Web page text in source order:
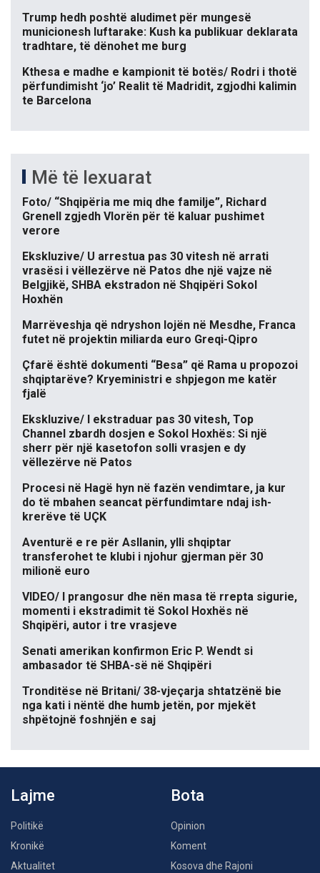
Trump hedh poshtë aludimet për mungesë
municionesh luftarake: Kush ka publikuar deklarata
tradhtare, të dënohet me burg
Kthesa e madhe e kampionit të botës/ Rodri i thotë
përfundimisht ‘jo’ Realit të Madridit, zgjodhi kalimin
te Barcelona
Më të lexuarat
Foto/ “Shqipëria me miq dhe familje”, Richard
Grenell zgjedh Vlorën për të kaluar pushimet
verore
Ekskluzive/ U arrestua pas 30 vitesh në arrati
vrasësi i vëllezërve në Patos dhe një vajze në
Belgjikë, SHBA ekstradon në Shqipëri Sokol
Hoxhën
Marrëveshja që ndryshon lojën në Mesdhe, Franca
futet në projektin miliarda euro Greqi-Qipro
Çfarë është dokumenti “Besa” që Rama u propozoi
shqiptarëve? Kryeministri e shpjegon me katër
fjalë
Ekskluzive/ I ekstraduar pas 30 vitesh, Top
Channel zbardh dosjen e Sokol Hoxhës: Si një
sherr për një kasetofon solli vrasjen e dy
vëllezërve në Patos
Procesi në Hagë hyn në fazën vendimtare, ja kur
do të mbahen seancat përfundimtare ndaj ish-
krerëve të UÇK
Aventurë e re për Asllanin, ylli shqiptar
transferohet te klubi i njohur gjerman për 30
milionë euro
VIDEO/ I prangosur dhe nën masa të rrepta sigurie,
momenti i ekstradimit të Sokol Hoxhës në
Shqipëri, autor i tre vrasjeve
Senati amerikan konfirmon Eric P. Wendt si
ambasador të SHBA-së në Shqipëri
Tronditëse në Britani/ 38-vjeçarja shtatzënë bie
nga kati i nëntë dhe humb jetën, por mjekët
shpëtojnë foshnjën e saj
Lajme
Politikë
Kronikë
Aktualitet
Bota
Opinion
Koment
Kosova dhe Rajoni